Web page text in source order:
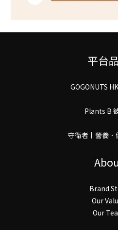
平台
GOGONUTS
Plants B
守衛者丨謍養．
Brand
Our
Our